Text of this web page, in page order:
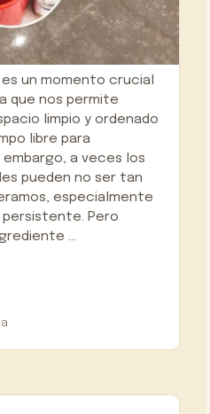
un momento crucial
que nos permite
limpio y ordenado
libre para
embargo, a veces los
pueden no ser tan
especialmente
persistente. Pero
…